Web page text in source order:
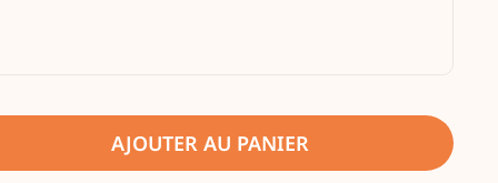
AJOUTER AU PANIER